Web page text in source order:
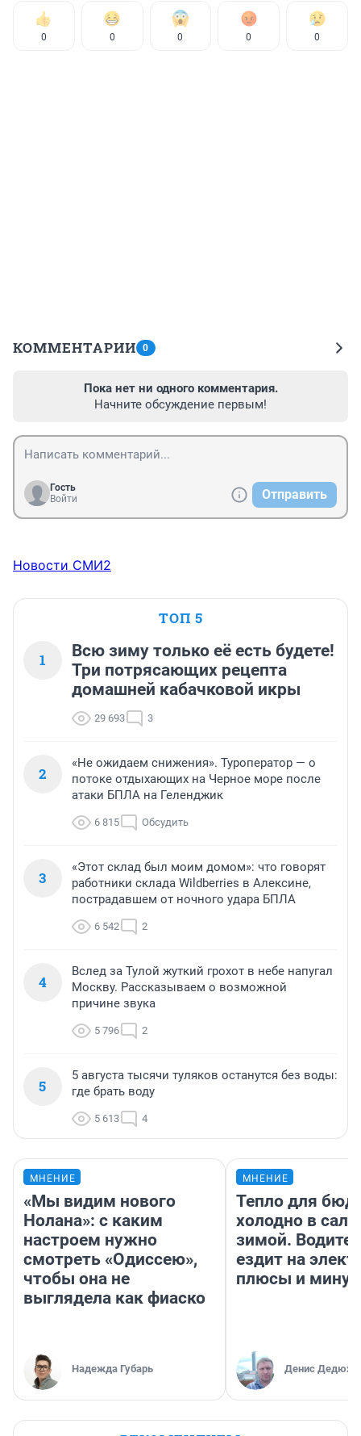
0 0 0 0 0
КОММЕНТАРИИ 0
Пока нет ни одного комментария.
Начните обсуждение первым!
Гость
Войти
Отправить
Новости СМИ2
ТОП 5
1
Всю зиму только её есть будете!
Три потрясающих рецепта
домашней кабачковой икры
29 693 3
2
«Не ожидаем снижения». Туроператор — о
потоке отдыхающих на Черное море после
атаки БПЛА на Геленджик
6 815 Обсудить
3
«Этот склад был моим домом»: что говорят
работники склада Wildberries в Алексине,
пострадавшем от ночного удара БПЛА
6 542 2
4
Вслед за Тулой жуткий грохот в небе напугал
Москву. Рассказываем о возможной
причине звука
5 796 2
5
5 августа тысячи туляков останутся без воды:
где брать воду
5 613 4
МНЕНИЕ
«Мы видим нового
Нолана»: с каким
настроем нужно
смотреть «Одиссею»,
чтобы она не
выглядела как фиаско
Надежда Губарь
МНЕНИЕ
Тепло для
холодно в
зимой.
ездит на
плюсы и
Денис